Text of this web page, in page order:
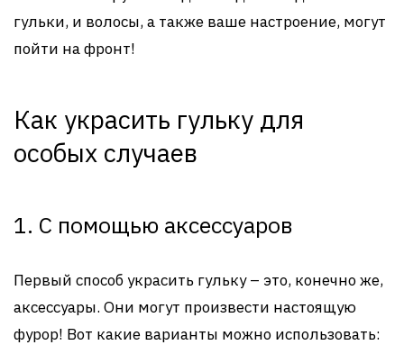
гульки, и волосы, а также ваше настроение, могут
пойти на фронт!
Как украсить гульку для
особых случаев
1. С помощью аксессуаров
Первый способ украсить гульку – это, конечно же,
аксессуары. Они могут произвести настоящую
фурор! Вот какие варианты можно использовать: